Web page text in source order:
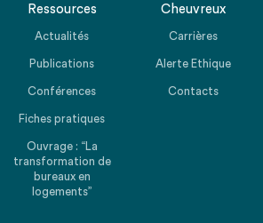
Ressources
Actualités
Publications
Conférences
Fiches pratiques
Ouvrage : “La
transformation de
bureaux en
logements”
Cheuvreux
Carrières
Alerte Ethique
Contacts